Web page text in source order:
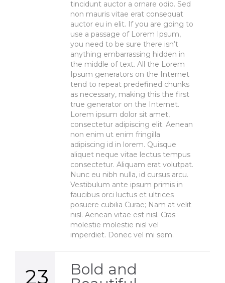
tincidunt auctor a ornare odio. Sed
non mauris vitae erat consequat
auctor eu in elit. If you are going to
use a passage of Lorem Ipsum,
you need to be sure there isn’t
anything embarrassing hidden in
the middle of text. All the Lorem
Ipsum generators on the Internet
tend to repeat predefined chunks
as necessary, making this the first
true generator on the Internet.
Lorem ipsum dolor sit amet,
consectetur adipiscing elit. Aenean
non enim ut enim fringilla
adipiscing id in lorem. Quisque
aliquet neque vitae lectus tempus
consectetur. Aliquam erat volutpat.
Nunc eu nibh nulla, id cursus arcu.
Vestibulum ante ipsum primis in
faucibus orci luctus et ultrices
posuere cubilia Curae; Nam at velit
nisl. Aenean vitae est nisl. Cras
molestie molestie nisl vel
imperdiet. Donec vel mi sem.
23
Bold and